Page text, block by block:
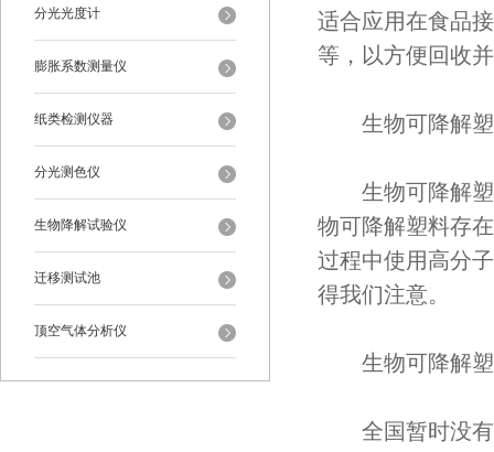
分光光度计
膨胀系数测量仪
纸类检测仪器
分光测色仪
生物降解试验仪
迁移测试池
顶空气体分析仪
适合应用在食品
等，以方便回收
生物可降解塑
生物可降解塑
物可降解塑料存
过程中使用高分
得我们注意。
生物可降解塑
全国暂时没有